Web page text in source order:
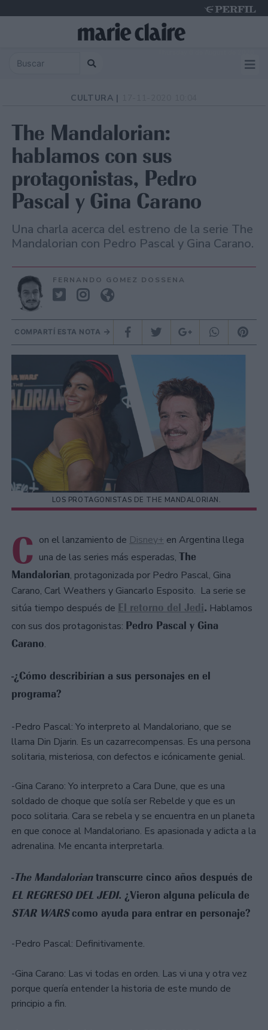
CULTURA |
The Mandalorian:
hablamos con sus
protagonistas, Pedro
Pascal y Gina Carano
Una charla acerca del estreno de la serie The
Mandalorian con Pedro Pascal y Gina Carano.
FERNANDO GOMEZ DOSSENA
COMPARTÍ ESTA NOTA
LOS PROTAGONISTAS DE THE MANDALORIAN.
C on el lanzamiento de Disney+ en Argentina llega
una de las series más esperadas, The
Mandalorian, protagonizada por Pedro Pascal, Gina
Carano, Carl Weathers y Giancarlo Esposito. La serie se
sitúa tiempo después de El retorno del Jedi. Hablamos
con sus dos protagonistas: Pedro Pascal y Gina
Carano.
-¿Cómo describirían a sus personajes en el
programa?
-Pedro Pascal: Yo interpreto al Mandaloriano, que se
llama Din Djarin. Es un cazarrecompensas. Es una persona
solitaria, misteriosa, con defectos e icónicamente genial.
-Gina Carano: Yo interpreto a Cara Dune, que es una
soldado de choque que solía ser Rebelde y que es un
poco solitaria. Cara se rebela y se encuentra en un planeta
en que conoce al Mandaloriano. Es apasionada y adicta a la
adrenalina. Me encanta interpretarla.
-The Mandaloriantranscurre cinco años después de
EL REGRESO DEL JEDI. ¿Vieron alguna película de
STAR WARScomo ayuda para entrar en personaje?
-Pedro Pascal: Definitivamente.
-Gina Carano: Las vi todas en orden. Las vi una y otra vez
porque quería entender la historia de este mundo de
principio a fin.